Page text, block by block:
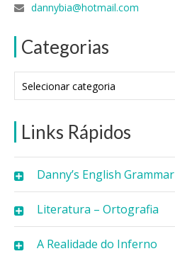
dannybia@hotmail.com
Categorias
Links Rápidos
Danny’s English Grammar
Literatura – Ortografia
A Realidade do Inferno